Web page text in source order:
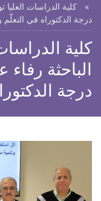
كلية الدراسات
درجة الدكتوراه في التعلّم
كلية
الباحثة
درجة